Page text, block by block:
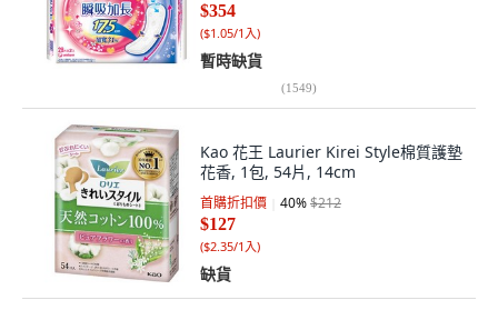
$354
($1.05/1入)
暫時缺貨
(1549)
Kao 花王 Laurier Kirei Style棉質護墊
花香, 1包, 54片, 14cm
首購折扣價 40%$212
$127
($2.35/1入)
缺貨